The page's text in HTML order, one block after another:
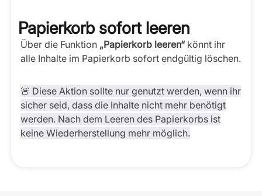
Papierkorb sofort leeren
Über die Funktion „Papierkorb leeren“ könnt ihr
alle Inhalte im Papierkorb sofort endgültig löschen.
🚨 Diese Aktion sollte nur genutzt werden, wenn ihr
sicher seid, dass die Inhalte nicht mehr benötigt
werden. Nach dem Leeren des Papierkorbs ist
keine Wiederherstellung mehr möglich.